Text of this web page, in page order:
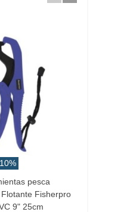
pesca
Fisherpro
9" 25cm